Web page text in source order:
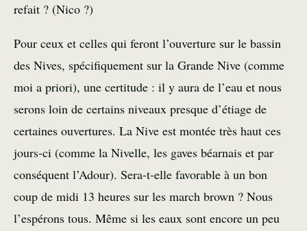
refait ? (Nico ?)
Pour ceux et celles qui feront l’ouverture sur le bassin
des Nives, spécifiquement sur la Grande Nive (comme
moi a priori), une certitude : il y aura de l’eau et nous
serons loin de certains niveaux presque d’étiage de
certaines ouvertures. La Nive est montée très haut ces
jours-ci (comme la Nivelle, les gaves béarnais et par
conséquent l’Adour). Sera-t-elle favorable à un bon
coup de midi 13 heures sur les march brown ? Nous
l’espérons tous. Même si les eaux sont encore un peu